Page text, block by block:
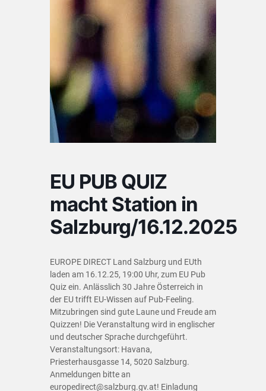
EU PUB QUIZ
macht Station in
Salzburg/16.12.2025
EUROPE DIRECT Land Salzburg und EUth
laden am 16.12.25, 19:00 Uhr, zum EU Pub
Quiz ein. Anlässlich 30 Jahre Österreich in
der EU trifft EU-Wissen auf Pub-Feeling.
Mitzubringen sind gute Laune und Freude am
Quizzen! Die Veranstaltung wird in englischer
und deutscher Sprache durchgeführt.
Veranstaltungsort: Havana,
Priesterhausgasse 14, 5020 Salzburg.
Anmeldungen bitte an
europedirect@salzburg.gv.at! Einladung